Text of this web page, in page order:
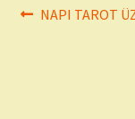
Bejegyzés
Previous
NAPI TAROT